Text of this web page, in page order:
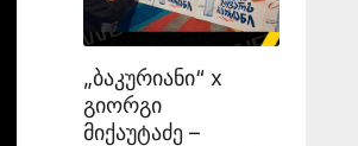
„ბაკურიანი“ x
გიორგი
მიქაუტაძე –